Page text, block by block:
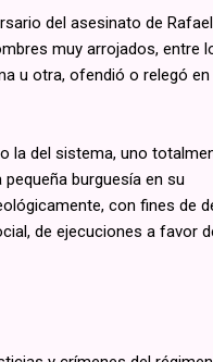
del asesinato de Rafael
muy arrojados, entre
u otra, ofendió o relegó
la del sistema, uno
burguesía en su
con fines de
de ejecuciones a favor